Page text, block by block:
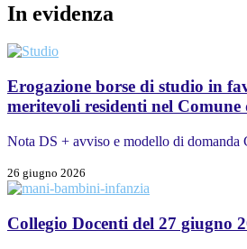
In evidenza
Erogazione borse di studio in
meritevoli residenti nel Comune
Nota DS + avviso e modello di domanda
26 giugno 2026
Collegio Docenti del 27 giugno